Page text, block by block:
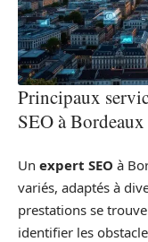
Principaux
SEO à Bordeaux
Un expert SEO à
variés, adaptés à
prestations se
identifier les